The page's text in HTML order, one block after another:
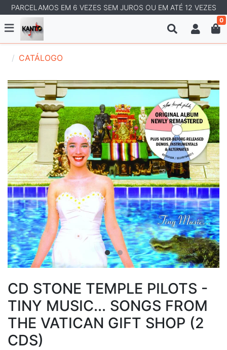
PARCELAMOS EM 6 VEZES SEM JUROS OU EM ATÉ 12 VEZES
0
CATÁLOGO
CD STONE TEMPLE PILOTS -
TINY MUSIC... SONGS FROM
THE VATICAN GIFT SHOP (2
CDS)